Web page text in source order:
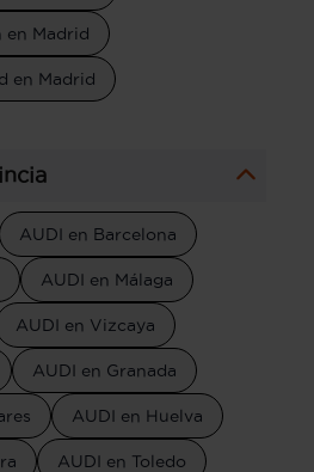
en Madrid
en Madrid
AUDI en Barcelona
AUDI en Málaga
AUDI en Vizcaya
AUDI en Granada
AUDI en Huelva
AUDI en Toledo